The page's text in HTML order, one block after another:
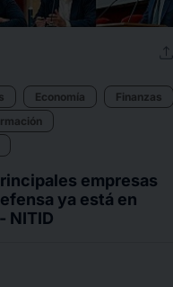
Economía
Finanzas
empresas
ya está en
NITID